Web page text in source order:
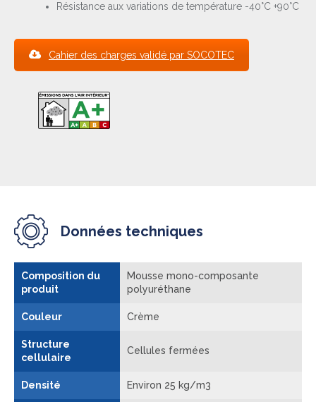
Résistance aux variations de température -40°C +90°C
Cahier des charges validé par SOCOTEC
Données techniques
Composition du
produit
Mousse mono-composante
polyuréthane
Couleur Crème
Structure
cellulaire
Cellules fermées
Densité Environ 25 kg/m3